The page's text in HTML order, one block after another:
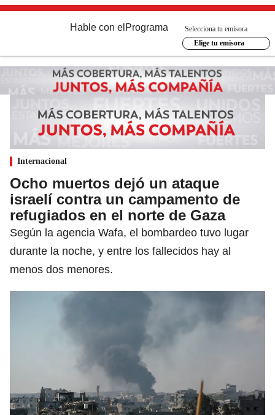
Hable con el Programa
Selecciona tu emisora
Elige tu emisora
Internacional
Ocho muertos dejó un ataque
israelí contra un campamento de
refugiados en el norte de Gaza
Según la agencia Wafa, el bombardeo tuvo lugar
durante la noche, y entre los fallecidos hay al
menos dos menores.